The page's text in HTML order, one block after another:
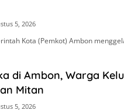
5, 2026
Kota (Pemkot) Ambon
di Ambon, Warga
Mitan
5, 2026